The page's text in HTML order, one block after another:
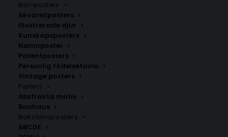
Barnposters
Akvarellposters
Illustrerade djur
Kunskapsposters
Namnposter
Patentposters
Personlig födelsetavla
Vintage posters
Posters
Abstrakta motiv
Bauhaus
Bokstavsposters
ABCDE
30×40 cm och 21×30 cm.
Lunds kommun,Skåne län
ANDRA KÖPTE ÄVEN